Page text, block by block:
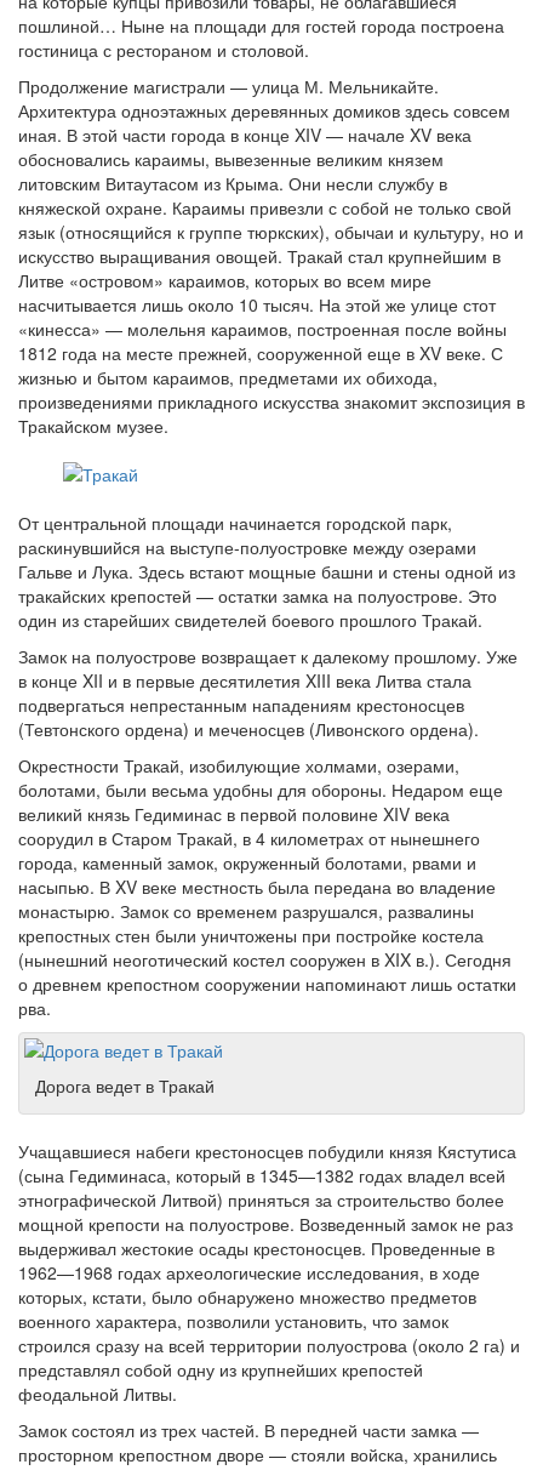
пошлиной… Ныне на площади для гостей города построена
гостиница с рестораном и столовой.
Продолжение магистрали — улица М. Мельникайте.
Архитектура одноэтажных деревянных домиков здесь совсем
иная. В этой части города в конце XIV — начале XV века
обосновались караимы, вывезенные великим князем
литовским Витаутасом из Крыма. Они несли службу в
княжеской охране. Караимы привезли с собой не только свой
язык (относящийся к группе тюркских), обычаи и культуру, но и
искусство выращивания овощей. Тракай стал крупнейшим в
Литве «островом» караимов, которых во всем мире
насчитывается лишь около 10 тысяч. На этой же улице стот
«кинесса» — молельня караимов, построенная после войны
1812 года на месте прежней, сооруженной еще в XV веке. С
жизнью и бытом караимов, предметами их обихода,
произведениями прикладного искусства знакомит экспозиция в
Тракайском музее.
От центральной площади начинается городской парк,
раскинувшийся на выступе-полуостровке между озерами
Гальве и Лука. Здесь встают мощные башни и стены одной из
тракайских крепостей — остатки замка на полуострове. Это
один из старейших свидетелей боевого прошлого Тракай.
Замок на полуострове возвращает к далекому прошлому. Уже
в конце XII и в первые десятилетия XIII века Литва стала
подвергаться непрестанным нападениям крестоносцев
(Тевтонского ордена) и меченосцев (Ливонского ордена).
Окрестности Тракай, изобилующие холмами, озерами,
болотами, были весьма удобны для обороны. Недаром еще
великий князь Гедиминас в первой половине XIV века
соорудил в Старом Тракай, в 4 километрах от нынешнего
города, каменный замок, окруженный болотами, рвами и
насыпью. В XV веке местность была передана во владение
монастырю. Замок со временем разрушался, развалины
крепостных стен были уничтожены при постройке костела
(нынешний неоготический костел сооружен в XIX в.). Сегодня
о древнем крепостном сооружении напоминают лишь остатки
рва.
Дорога ведет в Тракай
Учащавшиеся набеги крестоносцев побудили князя Кястутиса
(сына Гедиминаса, который в 1345—1382 годах владел всей
этнографической Литвой) приняться за строительство более
мощной крепости на полуострове. Возведенный замок не раз
выдерживал жестокие осады крестоносцев. Проведенные в
1962—1968 годах археологические исследования, в ходе
которых, кстати, было обнаружено множество предметов
военного характера, позволили установить, что замок
строился сразу на всей территории полуострова (около 2 га) и
представлял собой одну из крупнейших крепостей
феодальной Литвы.
Замок состоял из трех частей. В передней части замка —
просторном крепостном дворе — стояли войска, хранились